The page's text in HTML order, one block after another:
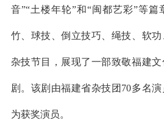
音”“土楼年轮”和“闽都艺彩”等
竹、球技、倒立技巧、绳技、软
杂技节目，展现了一部致敬福建
剧。该剧由福建省杂技团70多名
为获奖演员。